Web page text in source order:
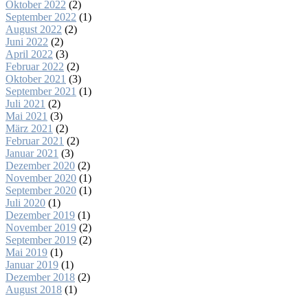
Oktober 2022 (2)
September 2022 (1)
August 2022 (2)
Juni 2022 (2)
April 2022 (3)
Februar 2022 (2)
Oktober 2021 (3)
September 2021 (1)
Juli 2021 (2)
Mai 2021 (3)
März 2021 (2)
Februar 2021 (2)
Januar 2021 (3)
Dezember 2020 (2)
November 2020 (1)
September 2020 (1)
Juli 2020 (1)
Dezember 2019 (1)
November 2019 (2)
September 2019 (2)
Mai 2019 (1)
Januar 2019 (1)
Dezember 2018 (2)
August 2018 (1)